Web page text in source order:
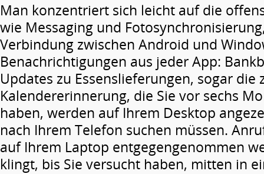
Man konzentriert sich leicht auf die
wie Messaging und
Verbindung zwischen Android und
Benachrichtigungen aus jeder App:
Updates zu Essenslieferungen, sogar die
Kalendererinnerung, die Sie vor sechs
haben, werden auf Ihrem Desktop
nach Ihrem Telefon suchen müssen.
auf Ihrem Laptop entgegengenommen
klingt, bis Sie versucht haben, mitten in